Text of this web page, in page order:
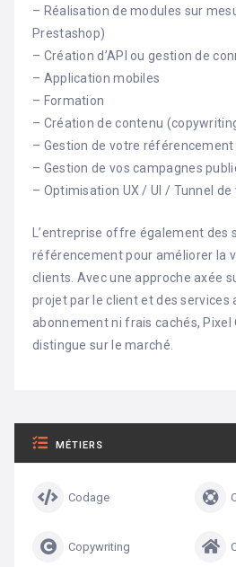
– Réalisation de modules sur
Prestashop)
– Création d’API ou gestion de
– Application mobiles
– Formation
– Création de contenu
– Gestion de votre référencement
– Gestion de vos campagnes
– Optimisation UX / UI / Tunnel de
L’entreprise offre également des
référencement pour améliorer la
clients. Avec une approche axée
projet par le client et des services
abonnement ni frais cachés, Pixel
distingue sur le marché.
MÉTIERS
Codage
Copywriting